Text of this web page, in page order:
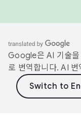
Google은 AI 기술을
로 번역합니다. AI